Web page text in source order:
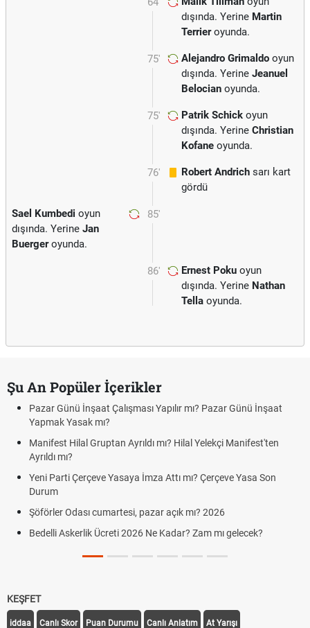
dışında. Yerine Martin
Terrieroyunda.
75' Alejandro Grimaldo oyun
dışında. Yerine Jeanuel
Belocian oyunda.
75' Patrik Schick oyun
dışında. Yerine Christian
Kofane oyunda.
76' Robert Andrich sarı kart
gördü
85'
Sael Kumbedi oyun
dışında. Yerine Jan
Buergeroyunda.
86' Ernest Poku oyun
dışında. Yerine Nathan
Tella oyunda.
Şu An Popüler İçerikler
Pazar Günü İnşaat Çalışması Yapılır mı? Pazar Günü İnşaat
Yapmak Yasak mı?
Manifest Hilal Gruptan Ayrıldı mı? Hilal Yelekçi Manifest'ten
Ayrıldı mı?
Yeni Parti Çerçeve Yasaya İmza Attı mı? Çerçeve Yasa Son
Durum
Şöförler Odası cumartesi, pazar açık mı? 2026
Bedelli Askerlik Ücreti 2026 Ne Kadar? Zam mı gelecek?
KEŞFET
iddaa Canlı Skor Puan Durumu Canlı Anlatım At Yarışı